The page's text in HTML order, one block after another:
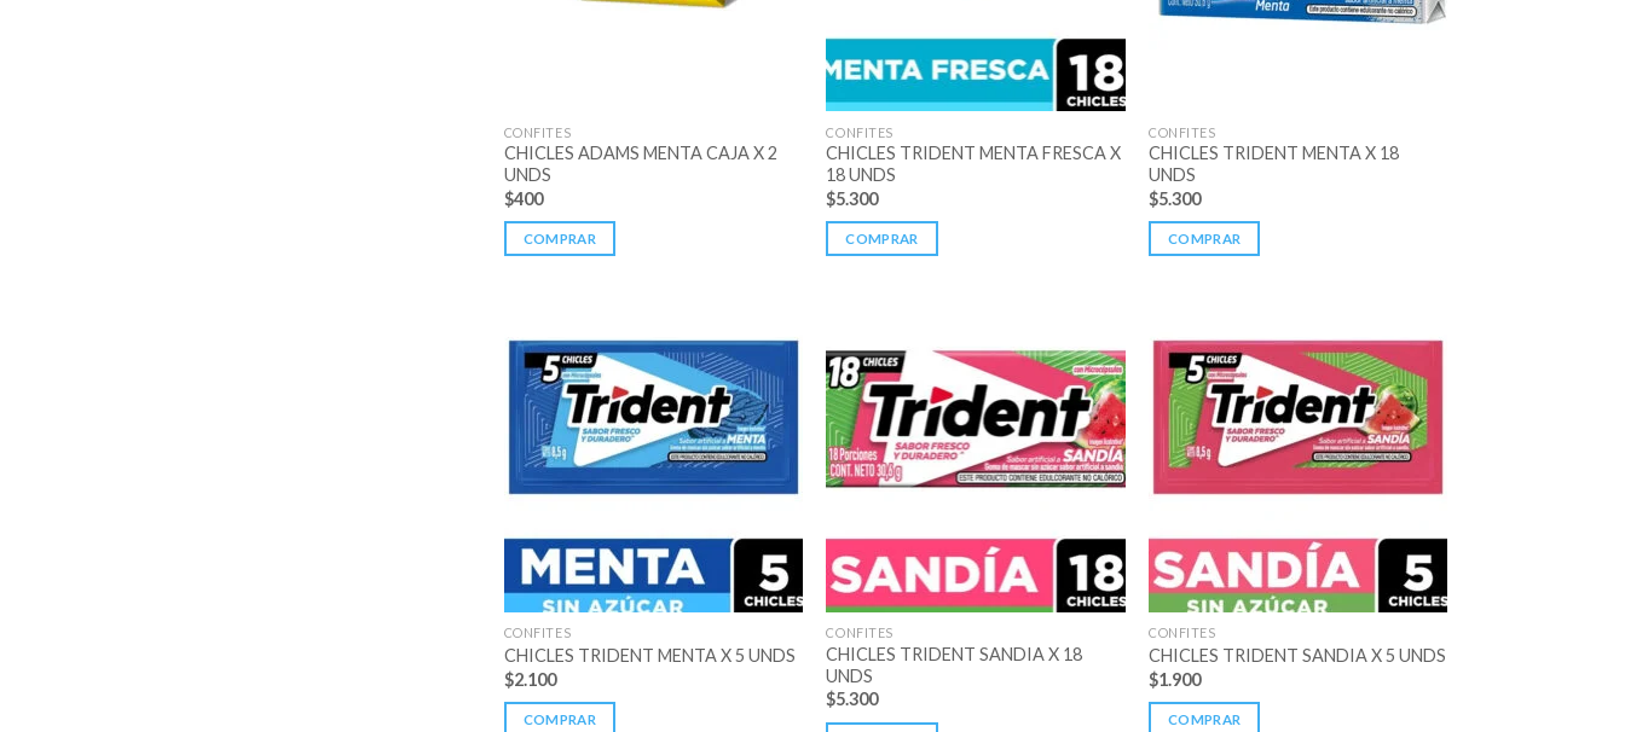
CONFITES
CHICLES ADAMS MENTA CAJA X 2
UNDS
$400
COMPRAR
CONFITES
CHICLES TRIDENT MENTA FRESCA X
18 UNDS
$5.300
COMPRAR
CONFITES
CHICLES TRIDENT MENTA X 18
UNDS
$5.300
COMPRAR
CONFITES
CHICLES TRIDENT MENTA X 5 UNDS
$2.100
COMPRAR
CONFITES
CHICLES TRIDENT SANDIA X 18
UNDS
$5.300
CONFITES
CHICLES TRIDENT SANDIA X 5 UNDS
$1.900
COMPRAR